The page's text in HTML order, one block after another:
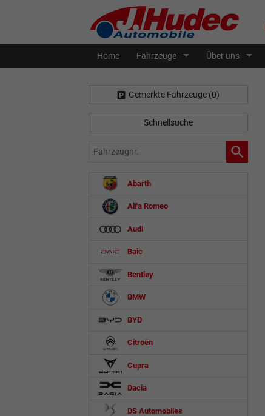
Home Fahrzeuge Über uns
Gemerkte Fahrzeuge (0)
Schnellsuche
Fahrzeugnr.
Abarth
Alfa Romeo
Audi
Baic
Bentley
BMW
BYD
Citroën
Cupra
Dacia
DS Automobiles